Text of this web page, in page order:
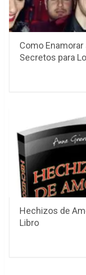
Como
Secretos para
Hechizos de
Libro